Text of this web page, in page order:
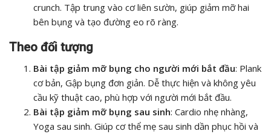
crunch. Tập trung vào cơ liên sườn, giúp giảm mỡ hai
bên bụng và tạo đường eo rõ ràng.
Theo đối tượng
Bài tập giảm mỡ bụng cho người mới bắt đầu: Plank
cơ bản, Gập bụng đơn giản. Dễ thực hiện và không yêu
cầu kỹ thuật cao, phù hợp với người mới bắt đầu.
Bài tập giảm mỡ bụng sau sinh: Cardio nhẹ nhàng,
Yoga sau sinh. Giúp cơ thể mẹ sau sinh dần phục hồi và